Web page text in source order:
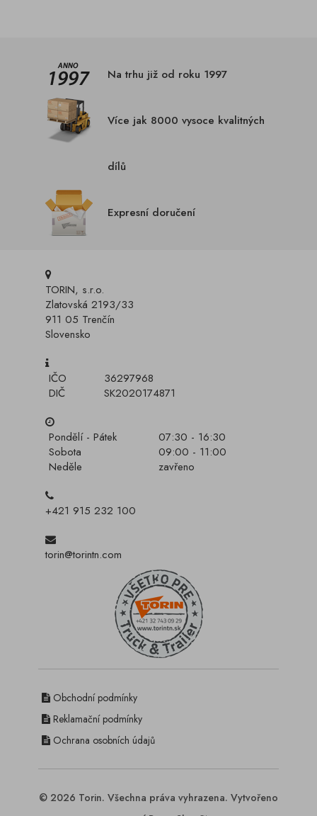
Na trhu již od roku 1997
Více jak 8000 vysoce kvalitných
dílů
Expresní doručení
TORIN, s.r.o.
Zlatovská 2193/33
911 05 Trenčín
Slovensko
IČO
36297968
DIČ
SK2020174871
Pondělí - Pátek
07:30 - 16:30
Sobota
09:00 - 11:00
Neděle
zavřeno
+421 915 232 100
torin@torintn.com
Obchodní podmínky
Reklamační podmínky
Ochrana osobních údajů
© 2026 Torin. Všechna práva vyhrazena. Vytvořeno